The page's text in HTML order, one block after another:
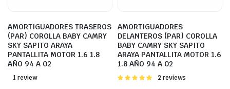
AMORTIGUADORES TRASEROS
(PAR) COROLLA BABY CAMRY
SKY SAPITO ARAYA
PANTALLITA MOTOR 1.6 1.8
AÑO 94 A 02
1 review
AMORTIGUADORES
DELANTEROS (PAR) COROLLA
BABY CAMRY SKY SAPITO
ARAYA PANTALLITA MOTOR 1.6
1.8 AÑO 94 A 02
Valorado
2 reviews